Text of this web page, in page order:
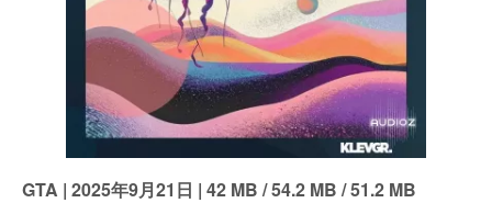
GTA | 2025年9月21日 | 42 MB / 54.2 MB / 51.2 MB